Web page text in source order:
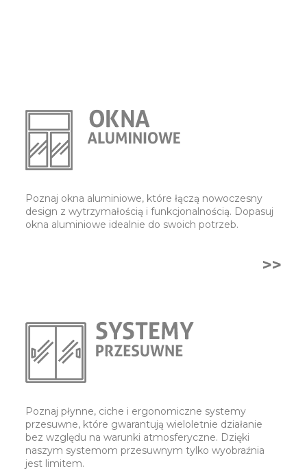
Poznaj okna aluminiowe, które łączą nowoczesny
design z wytrzymałością i funkcjonalnością. Dopasuj
okna aluminiowe idealnie do swoich potrzeb.
>>
Poznaj płynne, ciche i ergonomiczne systemy
przesuwne, które gwarantują wieloletnie działanie
bez względu na warunki atmosferyczne. Dzięki
naszym systemom przesuwnym tylko wyobraźnia
jest limitem.